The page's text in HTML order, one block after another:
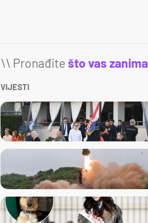
\\ Pronađite što vas zanima
VIJESTI